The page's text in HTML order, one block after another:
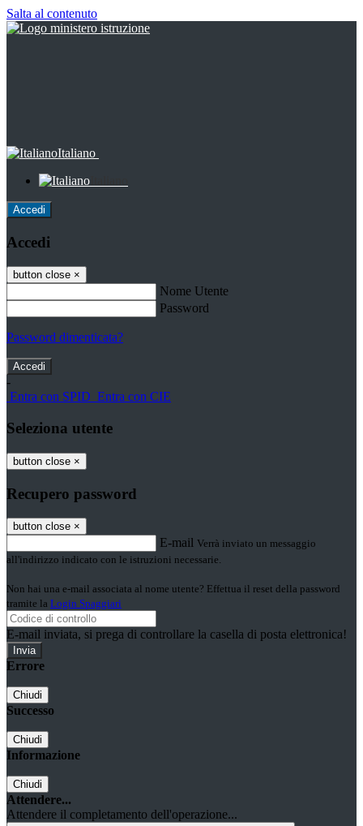
Salta al contenuto
Italiano
Accedi
Accedi
button close ×
Nome Utente
Password
Password dimenticata?
-
Entra con SPID Entra con CIE
Seleziona utente
button close ×
Recupero password
button close ×
E-mail Verrà inviato un messaggio
all'indirizzo indicato con le istruzioni necessarie.
Non hai una e-mail associata al nome utente? Effettua il reset della password
tramite la Login Spaggiari
E-mail inviata, si prega di controllare la casella di posta elettronica!
Errore
Chiudi
Successo
Chiudi
Informazione
Chiudi
Attendere...
Attendere il completamento dell'operazione...